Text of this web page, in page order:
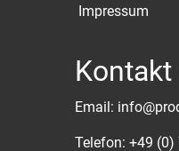
Impressum
Kontakt
Email:
Telefon: +49